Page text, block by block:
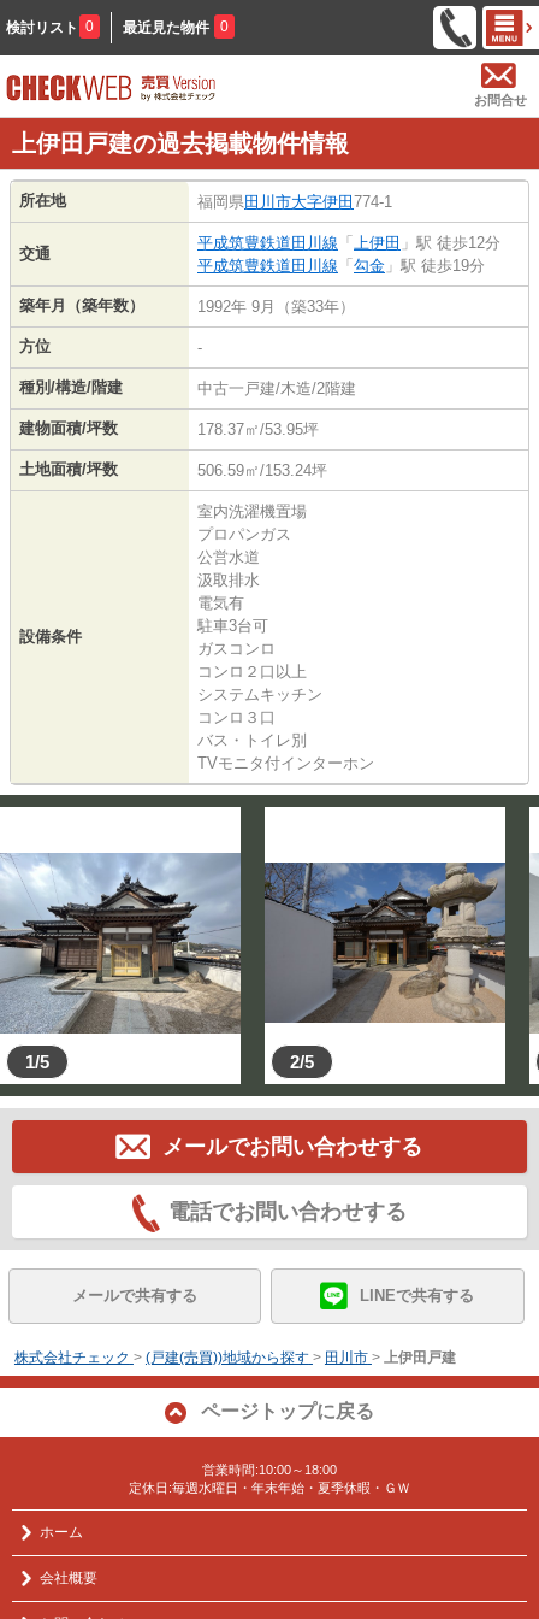
検討リスト 0 最近見た物件 0
お問合せ
上伊田戸建の過去掲載物件情報
所在地 福岡県 田川市大字伊田 774-1
交通
平成筑豊鉄道田川線 「 上伊田 」駅 徒歩12分
平成筑豊鉄道田川線 「 勾金 」駅 徒歩19分
築年月（築年数） 1992年 9月（築33年）
方位 -
種別/構造/階建 中古一戸建/木造/2階建
建物面積/坪数 178.37㎡/53.95坪
土地面積/坪数 506.59㎡/153.24坪
設備条件
室内洗濯機置場
プロパンガス
公営水道
汲取排水
電気有
駐車3台可
ガスコンロ
コンロ２口以上
システムキッチン
コンロ３口
バス・トイレ別
TVモニタ付インターホン
1/5 2/5
メールでお問い合わせする
電話でお問い合わせする
メールで共有する LINEで共有する
株式会社チェック > (戸建(売買))地域から探す > 田川市 > 上伊田戸建
ページトップに戻る
営業時間:10:00～18:00
定休日:毎週水曜日・年末年始・夏季休暇・ＧＷ
ホーム
会社概要